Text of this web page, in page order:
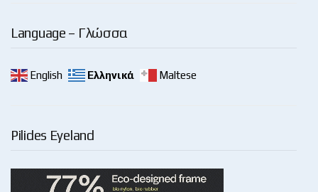
Language – Γλώσσα
English Ελληνικά Maltese
Pilides Eyeland